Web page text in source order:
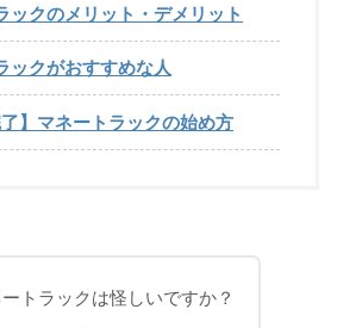
ックのメリット・デメリット
ックがおすすめな人
了】マネートラックの始め方
トラックは怪しいですか？